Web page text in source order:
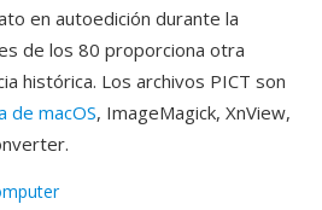
en autoedición durante la
de los 80 proporciona otra
histórica. Los archivos PICT son
de macOS, ImageMagick, XnView,